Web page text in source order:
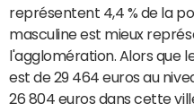
représentent 4,4 % de la
masculine est mieux
l'agglomération. Alors que
est de 29 464 euros au
26 804 euros dans cette